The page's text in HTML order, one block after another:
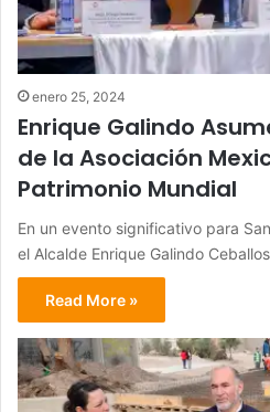
enero 25, 2024
Enrique Galindo
de la Asociación
Patrimonio Mundial
En un evento significativo para
el Alcalde Enrique Galindo
Read More »